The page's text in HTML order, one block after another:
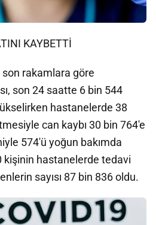
KAYBETTİ
rakamlara göre
son 24 saatte 6 bin 544
hastanelerde 38
can kaybı 30 bin 764'e
574'ü yoğun bakımda
kişinin hastanelerde tedavi
sayısı 87 bin 836 oldu.